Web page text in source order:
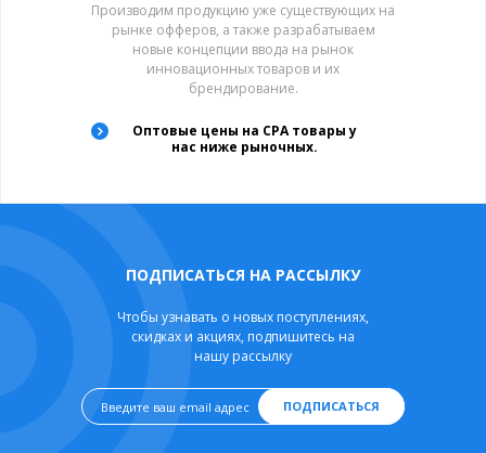
Производим продукцию уже существующих на
рынке офферов, а также разрабатываем
новые концепции ввода на рынок
инновационных товаров и их
брендирование.
Оптовые цены на CPA товары у
нас ниже рыночных.
ПОДПИСАТЬСЯ НА РАССЫЛКУ
Чтобы узнавать о новых поступлениях,
скидках и акциях, подпишитесь на
нашу рассылку
ПОДПИСАТЬСЯ